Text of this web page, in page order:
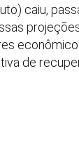
caiu,
de